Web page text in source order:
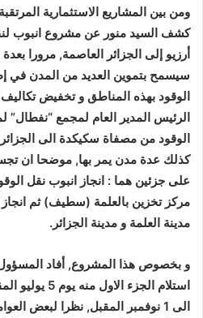
ومن بين المشاريع الاستثمارية
كشف السيد منور عن مشروع انبوب
أرزيو إلى الجزائر العاصمة, مرورا
سيسمح بتموين العديد من المدن في
الوقود بهذه المناطق و تخفيض
الرئيس المدير العام لمجمع
الوقود من مصفاة سكيكدة الى
كذلك عدة مدن يمر بها, موضحا ان
على جزئين هما : انجاز انبوب نقل
مركز تخزين بالعلمة (سطيف) ثم انجاز
مدينة العلمة و مدينة الجزائر.
و بخصوص هذا المشروع, أفاد
استلام الجزء
الى 1 نوفمبر المقبل, نظرا لبعض